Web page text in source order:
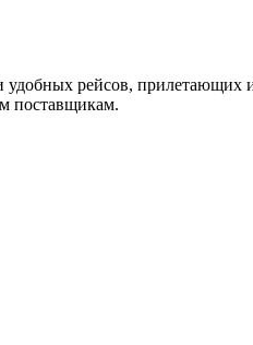
рейсов,
поставщикам.